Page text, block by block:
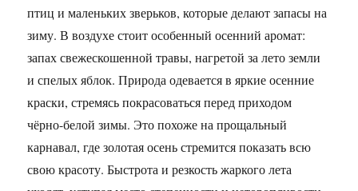
птиц и маленьких зверьков, которые делают запасы на
зиму. В воздухе стоит особенный осенний аромат:
запах свежескошенной травы, нагретой за лето земли
и спелых яблок. Природа одевается в яркие осенние
краски, стремясь покрасоваться перед приходом
чёрно-белой зимы. Это похоже на прощальный
карнавал, где золотая осень стремится показать всю
свою красоту. Быстрота и резкость жаркого лета